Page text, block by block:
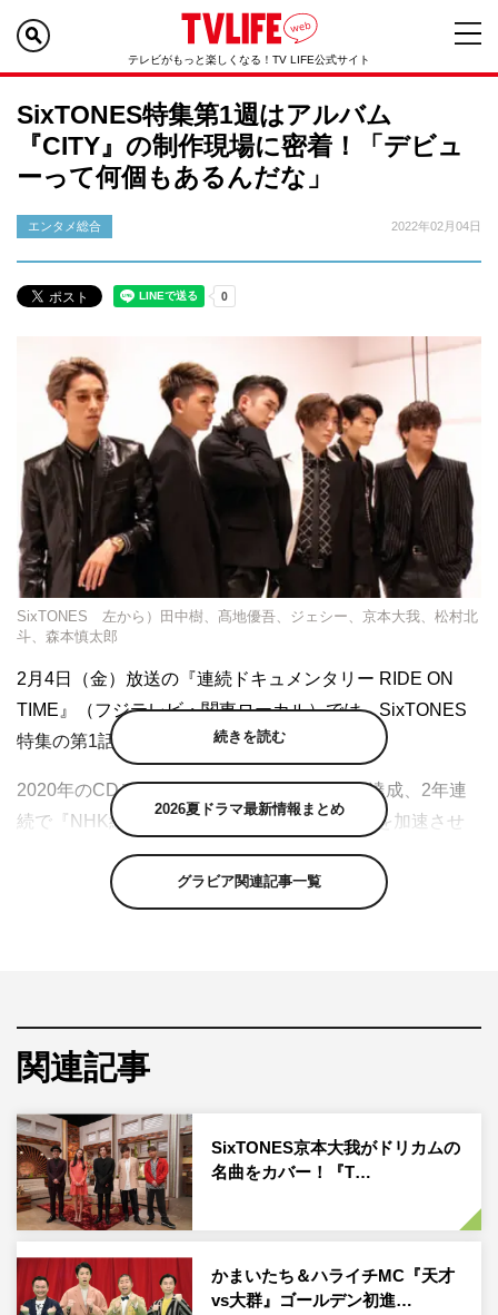
テレビがもっと楽しくなる！TV LIFE公式サイト
SixTONES特集第1週はアルバム
『CITY』の制作現場に密着！「デビュ
ーって何個もあるんだな」
エンタメ総合 2022年02月04日
SixTONES 左から）田中樹、髙地優吾、ジェシー、京本大我、松村北
斗、森本慎太郎
2月4日（金）放送の『連続ドキュメンタリー RIDE ON
TIME』（フジテレビ・関東ローカル）では、SixTONES
特集の第1話を送る。
2020年のCDデビューではミリオンセラーを達成、2年連
続で『NHK紅白歌合戦』に出場と、その勢いを加速させ
るSixTONES。そんな彼らが、とりわけ大切にしているの
が音楽活動だという。
を一発撮りでパフォーマンス。同時視聴は14万人を超え、
同チャンネル史上最高の数値を記録、歌い手としての存在
感を示した。
今回番組では、彼らにとって2枚目となるアルバム
『CITY』の制作現場に密着。メンバー全員による楽曲会
議から、レコーディングの裏側まで、SixTONESが音楽と
向き合う様子を紹介する。
「こんなに音楽ができている今の環境っていうのは、理想
的でしたし、理想以上」「もっと認められたい」と静かに
続きを読む
2026夏ドラマ最新情報まとめ
グラビア関連記事一覧
関連記事
SixTONES京本大我がドリカムの
名曲をカバー！『T…
かまいたち＆ハライチMC『天才
vs大群』ゴールデン初進…